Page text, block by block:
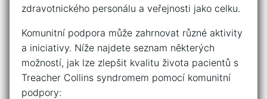
zdravotnického personálu a veřejnosti jako celku. ‍
Komunitní ⁤podpora může zahrnovat různé aktivity
a iniciativy. Níže najdete seznam některých⁣
možností, jak lze zlepšit kvalitu života pacientů s
Treacher Collins syndromem pomocí komunitní
⁢podpory: